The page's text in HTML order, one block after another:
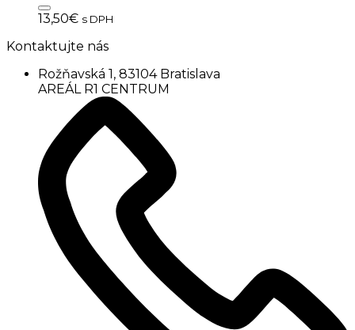
13,50€ s DPH
Kontaktujte nás
Rožňavská 1, 83104 Bratislava
AREÁL R1 CENTRUM